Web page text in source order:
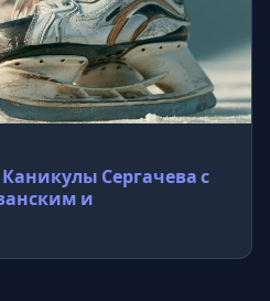
Сергачева с
и